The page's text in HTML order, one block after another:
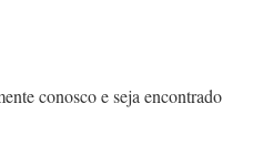
conosco e seja encontrado